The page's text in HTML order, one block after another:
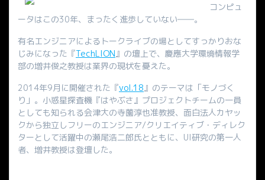
コンピュ
ータはこの30年、まったく進歩していない――。
有名エンジニアによるトークライブの場としてすっかりおな
じみになった『TechLION 』の壇上で、慶應大学環境情報学
部の増井俊之教授は業界の現状を憂えた。
2014年9月に開催された『vol.18 』のテーマは「モノづく
り」。小惑星探査機『はやぶさ』プロジェクトチームの一員
としても知られる会津大の寺薗淳也准教授、面白法人カヤッ
クから独立しフリーのエンジニア/クリエイティブ・ディレク
ターとして活躍中の瀬尾浩二郎氏とともに、UI研究の第一人
者、増井教授は登壇した。